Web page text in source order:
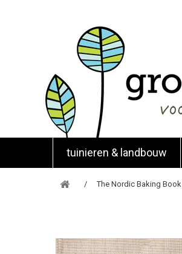
tuinieren & landbouw
The Nordic Baking Book